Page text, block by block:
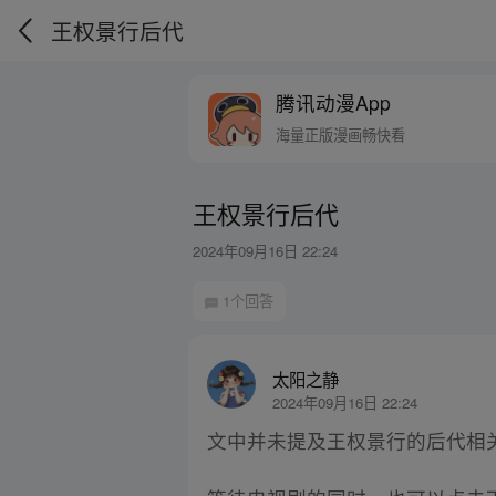
王权景行后代
腾讯动漫App
海量正版漫画畅快看
王权景行后代
2024年09月16日 22:24
1个回答
太阳之静
2024年09月16日 22:24
文中并未提及王权景行的后代相